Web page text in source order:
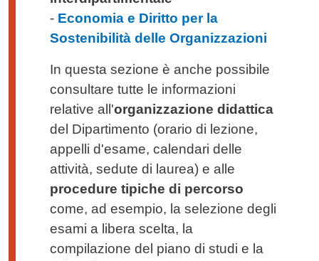
- Economia e Diritto per la
Sostenibilità delle Organizzazioni
In questa sezione è anche possibile
consultare tutte le informazioni
relative all'organizzazione didattica
del Dipartimento (orario di lezione,
appelli d'esame, calendari delle
attività, sedute di laurea) e alle
procedure tipiche di percorso
come, ad esempio, la selezione degli
esami a libera scelta, la
compilazione del piano di studi e la